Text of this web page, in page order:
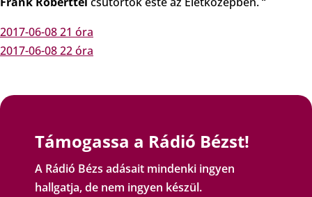
2017-06-08 21 óra
2017-06-08 22 óra
Támogassa a Rádió Bézst!
A Rádió Bézs adásait mindenki ingyen
hallgatja, de nem ingyen készül.